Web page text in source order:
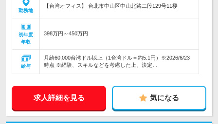
勤務地
【台湾オフィス】 台北市中山区中山北路二段129号11楼
初年度
年収
398万円～450万円
給与
月給60,000台湾ドル以上（1台湾ドル＝約5.1円）※2026/6/23
時点 ※経験、スキルなどを考慮した上、決定…
求人詳細を見る 気になる